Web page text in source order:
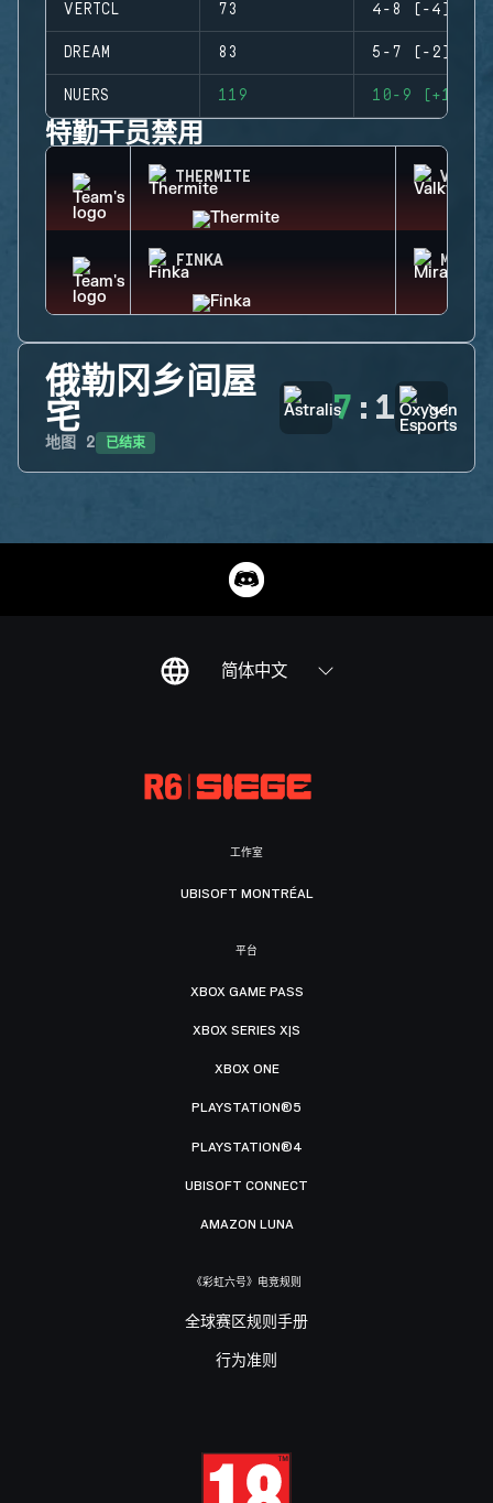
VERTCL 73 4-8 (-4)
DREAM 83 5-7 (-2)
NUERS 119 10-9 (+1)
特勤干员禁用
THERMITE
FINKA MIRA
俄勒冈乡间屋
宅
地图 2 已结束
7 : 1
简体中文
工作室
UBISOFT MONTRÉAL
平台
XBOX GAME PASS
XBOX SERIES X|S
XBOX ONE
PLAYSTATION®5
PLAYSTATION®4
UBISOFT CONNECT
AMAZON LUNA
《彩虹六号》电竞规则
全球赛区规则手册
行为准则